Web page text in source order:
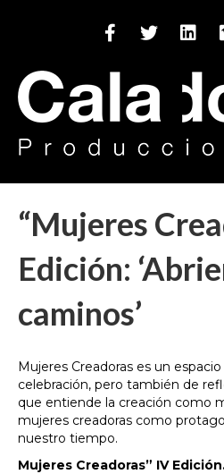
Facebook Twitter Linkedin
“Mujeres
Edición:
caminos’
Mujeres Creadoras es un
celebración, pero también de
que entiende la creación como
mujeres creadoras como
nuestro tiempo.
Mujeres Creadoras” IV